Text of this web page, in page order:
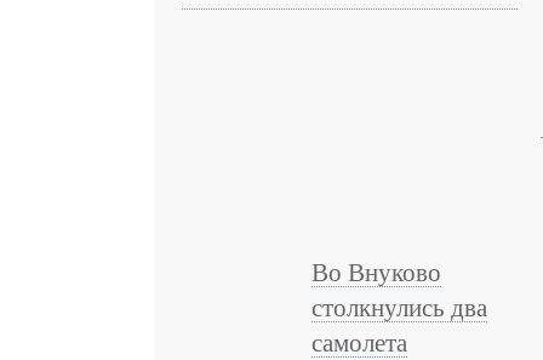
Во Внуково
столкнулись два
самолета